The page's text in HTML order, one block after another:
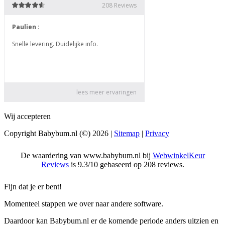
Wij accepteren
Copyright Babybum.nl (©) 2026 | Sitemap | Privacy
De waardering van www.babybum.nl bij WebwinkelKeur
Reviewsis 9.3/10 gebaseerd op 208 reviews.
Fijn dat je er bent!
Momenteel stappen we over naar andere software.
Daardoor kan Babybum.nl er de komende periode anders uitzien en